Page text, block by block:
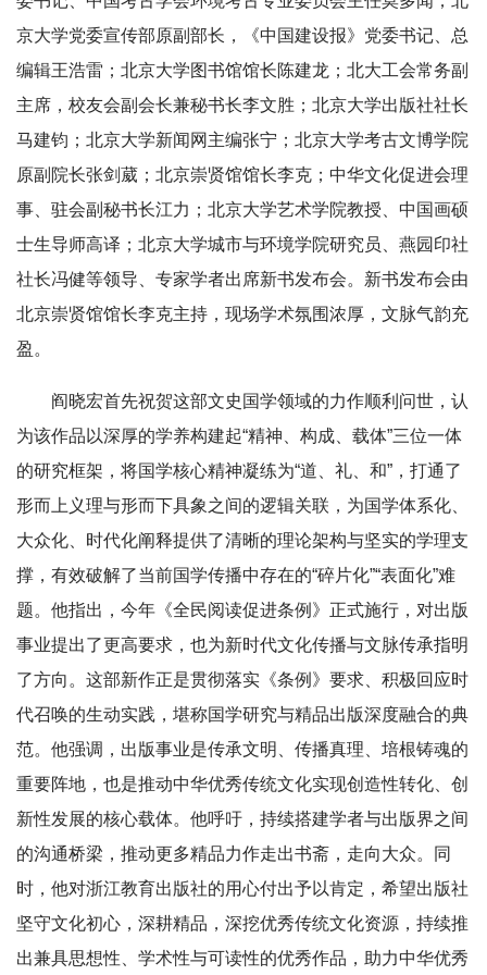
京大学党委宣传部原副部长，《中国建设报》党委书记、总
编辑王浩雷；北京大学图书馆馆长陈建龙；北大工会常务副
主席，校友会副会长兼秘书长李文胜；北京大学出版社社长
马建钧；北京大学新闻网主编张宁；北京大学考古文博学院
原副院长张剑葳；北京崇贤馆馆长李克；中华文化促进会理
事、驻会副秘书长江力；北京大学艺术学院教授、中国画硕
士生导师高译；北京大学城市与环境学院研究员、燕园印社
社长冯健等领导、专家学者出席新书发布会。新书发布会由
北京崇贤馆馆长李克主持，现场学术氛围浓厚，文脉气韵充
盈。
阎晓宏首先祝贺这部文史国学领域的力作顺利问世，认
为该作品以深厚的学养构建起“精神、构成、载体”三位一体
的研究框架，将国学核心精神凝练为“道、礼、和”，打通了
形而上义理与形而下具象之间的逻辑关联，为国学体系化、
大众化、时代化阐释提供了清晰的理论架构与坚实的学理支
撑，有效破解了当前国学传播中存在的“碎片化”“表面化”难
题。他指出，今年《全民阅读促进条例》正式施行，对出版
事业提出了更高要求，也为新时代文化传播与文脉传承指明
了方向。这部新作正是贯彻落实《条例》要求、积极回应时
代召唤的生动实践，堪称国学研究与精品出版深度融合的典
范。他强调，出版事业是传承文明、传播真理、培根铸魂的
重要阵地，也是推动中华优秀传统文化实现创造性转化、创
新性发展的核心载体。他呼吁，持续搭建学者与出版界之间
的沟通桥梁，推动更多精品力作走出书斋，走向大众。同
时，他对浙江教育出版社的用心付出予以肯定，希望出版社
坚守文化初心，深耕精品，深挖优秀传统文化资源，持续推
出兼具思想性、学术性与可读性的优秀作品，助力中华优秀